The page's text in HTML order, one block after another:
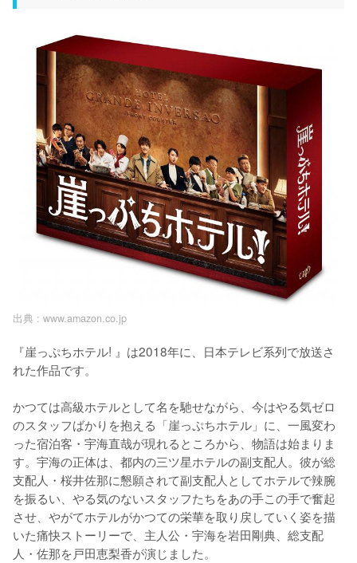
出典 : www.amazon.co.jp
『崖っぷちホテル! 』は2018年に、日本テレビ系列で放送さ
れた作品です。
かつては高級ホテルとして名を馳せながら、今はやる気ゼロ
のスタッフばかりを抱える「崖っぷちホテル」に、一風変わ
った宿泊客・宇海直哉が現れるところから、物語は始まりま
す。宇海の正体は、都内の三ツ星ホテルの副支配人。彼が総
支配人・桜井佐那に懇願されて副支配人としてホテルで辣腕
を振るい、やる気のないスタッフたちをあの手この手で奮起
させ、やがてホテルがかつての栄華を取り戻していく姿を描
いた痛快ストーリーで、主人公・宇海を岩田剛典、総支配
人・佐那を戸田恵梨香が演じました。